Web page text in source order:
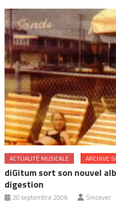
ACTUALITÉ MUSICALE ARCHIVE
diGitum sort son nouvel
digestion
20 septembre 2006 Sincever